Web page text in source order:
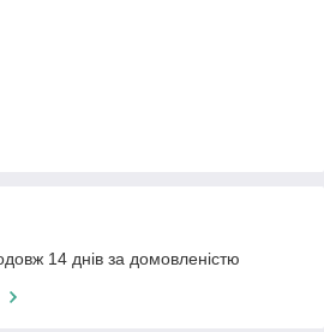
14 днів за домовленістю